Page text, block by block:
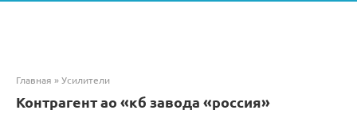
Главная »Усилители
Контрагент ао «кб завода «россия»